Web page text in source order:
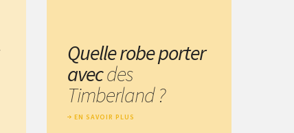
Quelle robe porter
avecdes
Timberland ?
EN SAVOIR PLUS